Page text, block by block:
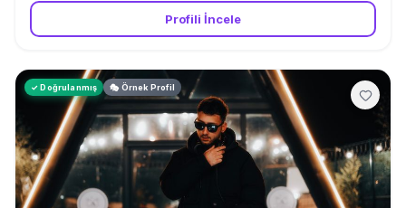
Profili İncele
✓ Doğrulanmış 🎭 Örnek Profil